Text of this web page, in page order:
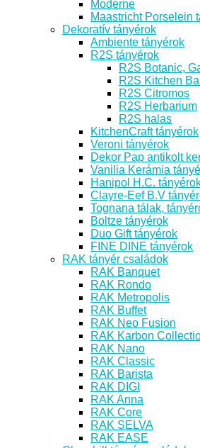
Moderne
Maastricht Porselein
Dekoratív tányérok
Ambiente tányérok
R2S tányérok
R2S Botanic,
R2S Kitchen
R2S Citromos
R2S Herbarium
R2S halas
KitchenCraft tányérok
Veroni tányérok
Dekor Pap antikolt
Vanilia Kerámia
Hanipol H.C.
Clayre-Eef B.V
Tognana tálak,
Boltze tányérok
Duo Gift tányérok
FINE DINE tányérok
RAK tányér családok
RAK Banquet
RAK Rondo
RAK Metropolis
RAK Buffet
RAK Neo Fusion
RAK Karbon
RAK Nano
RAK Classic
RAK Barista
RAK DIGI
RAK Anna
RAK Core
RAK SELVA
RAK EASE